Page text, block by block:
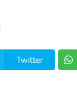
Twitter